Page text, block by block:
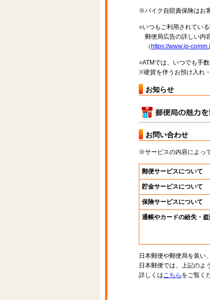
※バイク自賠責保険はお
○いつもご利用されてい
郵便局広告の詳しい内
（ https://www.jp-
○ATMでは、いつでも手
※硬貨を伴うお預け入れ
お知らせ
お問い合わせ
※サービスの内容によっ
郵便サービスについて
貯金サービスについて
保険サービスについて
通帳やカードの紛失・
日本郵便や郵便局を装い
日本郵便では、上記のよ
詳しくはこちら をご覧く